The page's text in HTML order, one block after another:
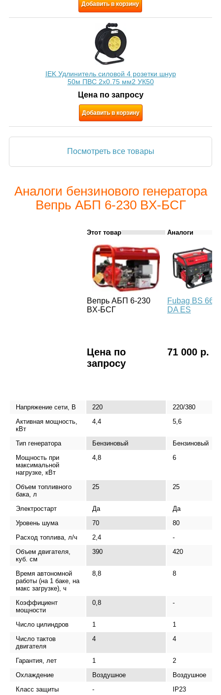
Добавить в корзину
IEK Удлинитель силовой 4 розетки шнур
50м ПВС 2х0.75 мм2 УК50
Цена по запросу
Добавить в корзину
Посмотреть все товары
Аналоги бензинового генератора
Вепрь АБП 6-230 ВX-БСГ
Этот товар Аналоги
Вепрь АБП 6-230
ВX-БСГ
Fubag BS
DA ES
Цена по
запросу
71 000 р.
Напряжение сети, В 220
220/380
Активная мощность,
кВт
4,4 5,6
Тип генератора Бензиновый
Бензиновый
Мощность при
максимальной
нагрузке, кВт
4,8 6
Объем топливного
бака, л
25 25
Электростарт Да
Да
Уровень шума
70
80
Расход топлива, л/ч
2,4
-
Объем двигателя,
куб. см
390 420
Время автономной
работы (на 1 баке, на
макс загрузке), ч
8,8 8
Коэффициент
мощности
0,8 -
Число цилиндров 1
1
Число тактов
двигателя
4 4
Гарантия, лет 1
2
Охлаждение
Воздушное
Воздушное
Класс защиты
-
IP23